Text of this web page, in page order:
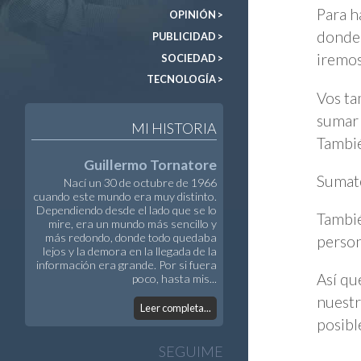
OPINIÓN >
PUBLICIDAD >
SOCIEDAD >
TECNOLOGÍA >
MI HISTORIA
Guillermo Tornatore
Nací un 30 de octubre de 1966
cuando este mundo era muy distinto.
Dependiendo desde el lado que se lo
mire, era un mundo más sencillo y
más redondo, donde todo quedaba
lejos y la demora en la llegada de la
información era grande. Por si fuera
poco, hasta mis...
Leer completa...
SEGUIME
Para
Vos
Así